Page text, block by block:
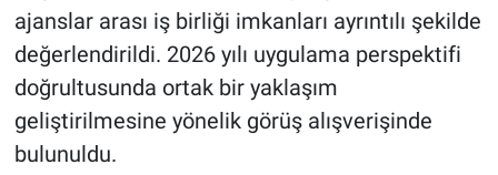
ajanslar arası iş birliği imkanları ayrıntılı şekilde
değerlendirildi. 2026 yılı uygulama perspektifi
doğrultusunda ortak bir yaklaşım
geliştirilmesine yönelik görüş alışverişinde
bulunuldu.